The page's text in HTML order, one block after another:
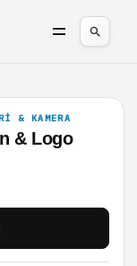
& KAMERA
& Logo